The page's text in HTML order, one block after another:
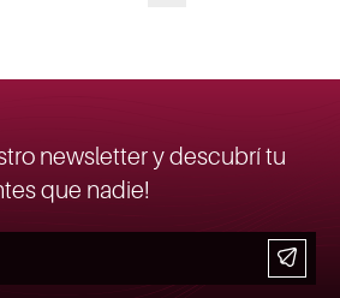
newsletter y descubrí tu
que nadie!